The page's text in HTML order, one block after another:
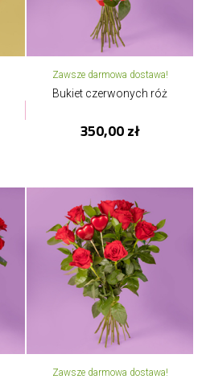
Zawsze darmowa dostawa!
Bukiet czerwonych róż
350,00 zł
Zawsze darmowa dostawa!